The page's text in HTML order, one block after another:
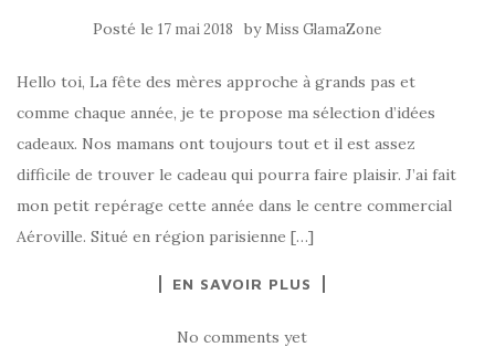
Posté le 17 mai 2018 by Miss GlamaZone
Hello toi, La fête des mères approche à grands pas et
comme chaque année, je te propose ma sélection d’idées
cadeaux. Nos mamans ont toujours tout et il est assez
difficile de trouver le cadeau qui pourra faire plaisir. J’ai fait
mon petit repérage cette année dans le centre commercial
Aéroville. Situé en région parisienne […]
EN SAVOIR PLUS
No comments yet